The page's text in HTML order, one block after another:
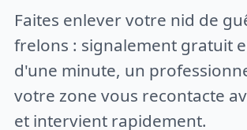
Faites enlever votre nid de
frelons : signalement gratuit
d'une minute, un
votre zone vous recontacte
et intervient rapidement.